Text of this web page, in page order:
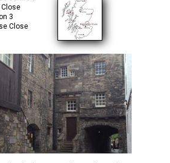
3
Close